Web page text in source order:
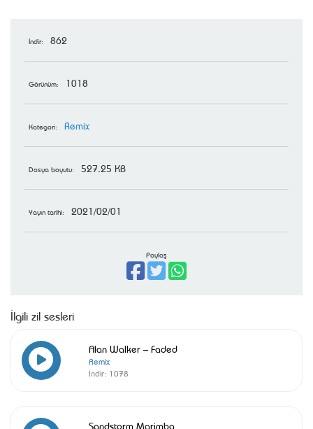
İndir: 862
Görünüm: 1018
Kategori: Remix
Dosya boyutu: 527.25 KB
Yayın tarihi: 2021/02/01
Paylaş
İlgili zil sesleri
Alan Walker – Faded
Remix
İndir: 1078
Sandstorm Marimba